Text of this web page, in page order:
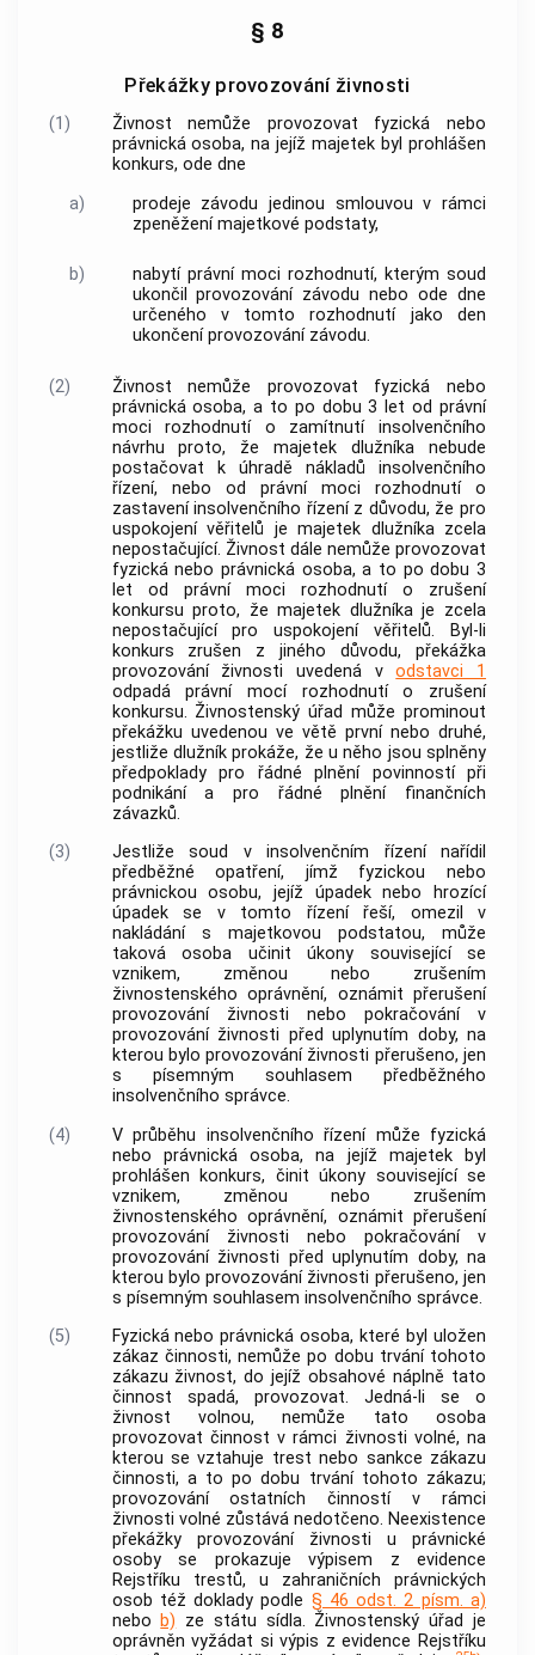
§ 8
Překážky provozování živnosti
(1) Živnost nemůže provozovat fyzická nebo
právnická osoba, na jejíž majetek byl prohlášen
konkurs, ode dne
a)
prodeje závodu jedinou smlouvou v rámci
zpeněžení majetkové podstaty,
b)
nabytí právní moci rozhodnutí, kterým soud
ukončil provozování závodu nebo ode dne
určeného v tomto rozhodnutí jako den
ukončení provozování závodu.
(2) Živnost nemůže provozovat fyzická nebo
právnická osoba, a to po dobu 3 let od právní
moci rozhodnutí o zamítnutí insolvenčního
návrhu proto, že majetek dlužníka nebude
postačovat k úhradě nákladů insolvenčního
řízení, nebo od právní moci rozhodnutí o
zastaveníinsolvenčního řízeníz důvodu, že pro
uspokojení věřitelů je majetek dlužníka zcela
nepostačující. Živnost dále nemůže provozovat
fyzická nebo právnická osoba, a to po dobu 3
let od právní moci rozhodnutí o zrušení
konkursu proto, že majetek dlužníka je zcela
nepostačující pro uspokojení věřitelů. Byl-li
konkurs zrušen z jiného důvodu, překážka
provozování živnosti uvedená vodstavci 1
odpadá právní mocí rozhodnutí o zrušení
konkursu. Živnostenský úřad může prominout
překážku uvedenou ve větě první nebo druhé,
jestliže dlužník prokáže, že u něho jsou splněny
předpoklady pro řádné plnění povinností při
podnikání a pro řádné plnění finančních
závazků.
(3)
Jestliže soud v insolvenčním řízenínařídil
předběžné opatření, jímž fyzickou nebo
právnickou osobu, jejíž úpadek nebo hrozící
úpadek se v tomto řízení řeší, omezil v
nakládání s majetkovou podstatou, může
taková osoba učinit úkony související se
vznikem, změnou nebo zrušením
živnostenského oprávnění, oznámit přerušení
provozování živnosti nebo pokračování v
provozování živnosti před uplynutím doby, na
kterou bylo provozování živnosti přerušeno, jen
s písemným souhlasem předběžného
insolvenčního správce.
(4)
V průběhu insolvenčního řízenímůže fyzická
nebo právnická osoba, na jejíž majetek byl
prohlášen konkurs, činit úkony související se
vznikem, změnou nebo zrušením
živnostenského oprávnění, oznámit přerušení
provozování živnosti nebo pokračování v
provozování živnosti před uplynutím doby, na
kterou bylo provozování živnosti přerušeno, jen
s písemným souhlasem insolvenčního správce.
(5)
Fyzická nebo právnická osoba, které byl uložen
zákaz činnosti, nemůže po dobu trvání tohoto
zákazu živnost, do jejíž obsahové náplně tato
činnost spadá, provozovat. Jedná-li se o
živnost volnou, nemůže tato osoba
provozovat činnost v rámci živnosti volné, na
kterou se vztahuje trest nebo sankce zákazu
činnosti, a to po dobu trvání tohoto zákazu;
provozování ostatních činností v rámci
živnosti volné zůstává nedotčeno. Neexistence
překážky provozování živnosti u právnické
osoby se prokazuje výpisem z evidence
Rejstříku trestů, u zahraničních právnických
osob též doklady podle § 46 odst. 2 písm. a)
nebo b) ze státu sídla. Živnostenský úřad je
oprávněn vyžádat si výpis z evidence Rejstříku